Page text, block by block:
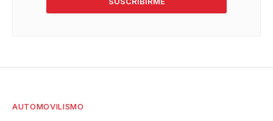
AUTOMOVILISMO